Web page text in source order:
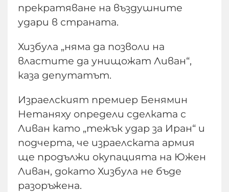
прекратяване на въздушните
удари в страната.
Хизбула „няма да позволи на
властите да унищожат Ливан“,
каза депутатът.
Израелският премиер Бенямин
Нетаняху определи сделката с
Ливан като „тежък удар за Иран“ и
подчерта, че израелската армия
ще продължи окупацията на Южен
Ливан, докато Хизбула не бъде
разоръжена.